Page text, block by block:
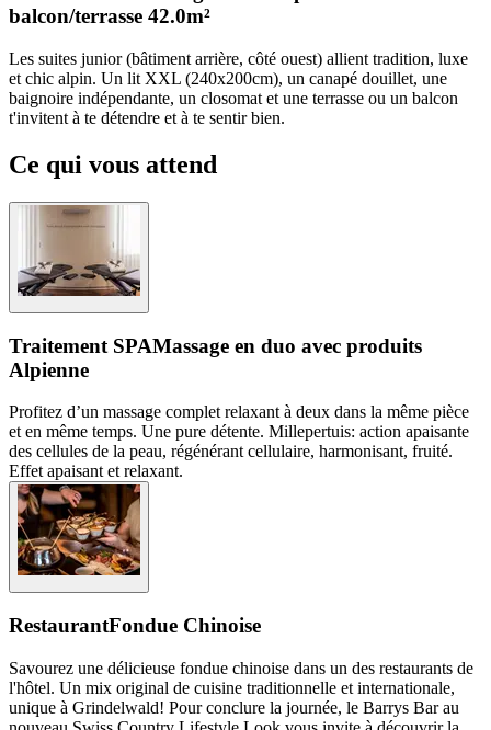
balcon/terrasse 42.0m²
Les suites junior (bâtiment arrière, côté ouest) allient tradition, luxe
et chic alpin. Un lit XXL (240x200cm), un canapé douillet, une
baignoire indépendante, un closomat et une terrasse ou un balcon
t'invitent à te détendre et à te sentir bien.
Ce qui vous attend
Traitement SPAMassage en duo avec produits
Alpienne
Profitez d’un massage complet relaxant à deux dans la même pièce
et en même temps. Une pure détente. Millepertuis: action apaisante
des cellules de la peau, régénérant cellulaire, harmonisant, fruité.
Effet apaisant et relaxant.
RestaurantFondue Chinoise
Savourez une délicieuse fondue chinoise dans un des restaurants de
l'hôtel. Un mix original de cuisine traditionnelle et internationale,
unique à Grindelwald! Pour conclure la journée, le Barrys Bar au